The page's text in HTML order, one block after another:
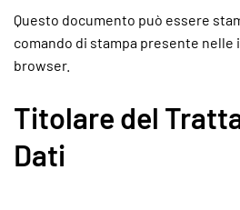
Questo documento può essere
comando di stampa presente nelle
browser.
Titolare del
Dati